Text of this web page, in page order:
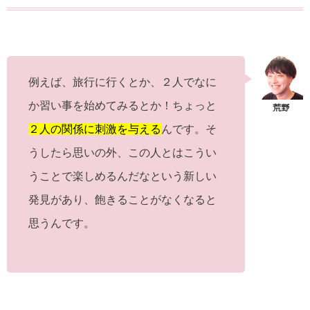
例えば、旅行に行くとか、２人でなに
か習い事を始めてみるとか！ちょっと
２人の関係に刺激を与える んです。そ
うしたら思いの外、この人とはこうい
うことで楽しめるんだなという新しい
発見があり、飽きることがなくなると
思うんです。